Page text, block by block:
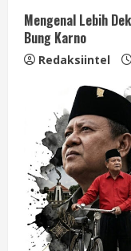
Mengenal Lebih
Bung Karno
Redaksiintel